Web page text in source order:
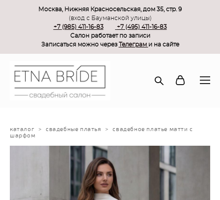
Москва, Нижняя Красносельская, дом 35, стр. 9
(вход с Бауманской улицы)
+7 (985) 411-16-83
+7 (495) 411-16-83
Салон работает по записи
Записаться можно через Телеграм и на сайте
каталог > свадебные платья >
свадебное платье матти с
шарфом